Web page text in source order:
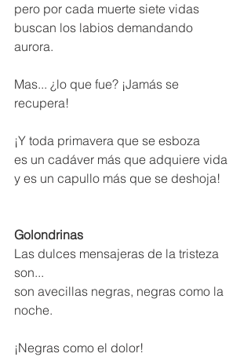
pero por cada muerte siete vidas
buscan los labios demandando
aurora.
Mas... ¿lo que fue? ¡Jamás se
recupera!
¡Y toda primavera que se esboza
es un cadáver más que adquiere vida
y es un capullo más que se deshoja!
Golondrinas
Las dulces mensajeras de la tristeza
son...
son avecillas negras, negras como la
noche.
¡Negras como el dolor!